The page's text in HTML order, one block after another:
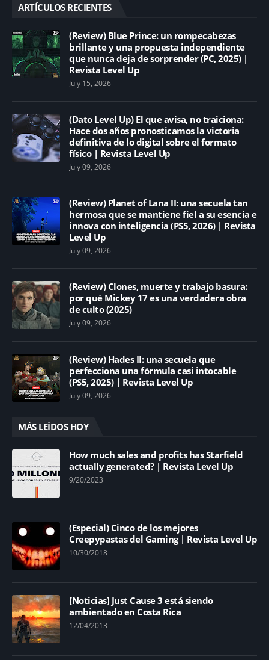
ARTÍCULOS RECIENTES
(Review) Blue Prince: un rompecabezas
brillante y una propuesta independiente
que nunca deja de sorprender (PC, 2025) |
Revista Level Up
July 15, 2026
(Dato Level Up) El que avisa, no traiciona:
Hace dos años pronosticamos la victoria
definitiva de lo digital sobre el formato
físico | Revista Level Up
July 09, 2026
(Review) Planet of Lana II: una secuela tan
hermosa que se mantiene fiel a su esencia e
innova con inteligencia (PS5, 2026) | Revista
Level Up
July 09, 2026
(Review) Clones, muerte y trabajo basura:
por qué Mickey 17 es una verdadera obra
de culto (2025)
July 09, 2026
(Review) Hades II: una secuela que
perfecciona una fórmula casi intocable
(PS5, 2025) | Revista Level Up
July 09, 2026
MÁS LEÍDOS HOY
How much sales and profits has Starfield
actually generated? | Revista Level Up
9/20/2023
(Especial) Cinco de los mejores
Creepypastas del Gaming | Revista Level Up
10/30/2018
[Noticias] Just Cause 3 está siendo
ambientado en Costa Rica
12/04/2013